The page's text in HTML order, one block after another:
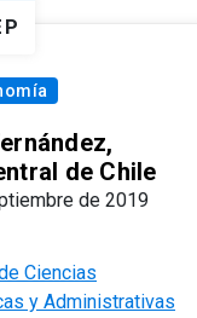
de Chile
de 2019
Ciencias
y Administrativas